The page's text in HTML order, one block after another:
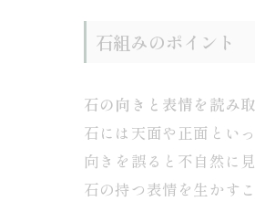
石組みのポイント
石の向きと表情を読み
石には天面や正面とい
向きを誤ると不自然に
石の持つ表情を生かす